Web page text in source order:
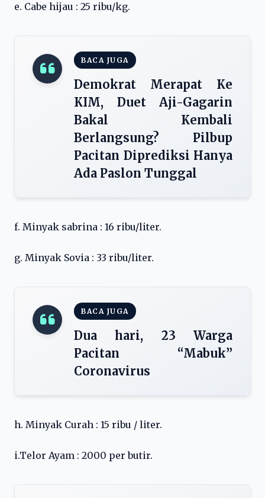
e. Cabe hijau : 25 ribu/kg.
BACA JUGA
Demokrat Merapat Ke
KIM, Duet Aji-Gagarin
Bakal Kembali
Berlangsung? Pilbup
Pacitan Diprediksi Hanya
Ada Paslon Tunggal
f. Minyak sabrina : 16 ribu/liter.
g. Minyak Sovia : 33 ribu/liter.
BACA JUGA
Dua hari, 23 Warga
Pacitan “Mabuk”
Coronavirus
h. Minyak Curah : 15 ribu / liter.
i.Telor Ayam : 2000 per butir.